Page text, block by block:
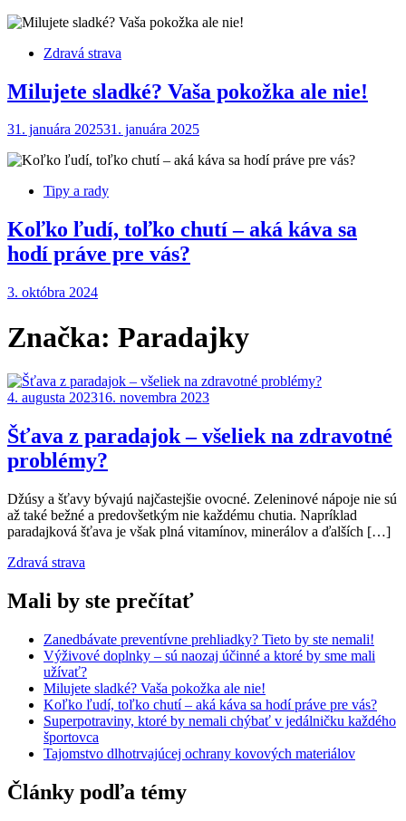
Zdravá strava
Milujete sladké? Vaša pokožka ale nie!
31. januára 202531. januára 2025
Tipy a rady
Koľko ľudí, toľko chutí – aká káva sa
hodí práve pre vás?
3. októbra 2024
Značka: Paradajky
4. augusta 202316. novembra 2023
Šťava z paradajok – všeliek na zdravotné
problémy?
Džúsy a šťavy bývajú najčastejšie ovocné. Zeleninové nápoje nie sú
až také bežné a predovšetkým nie každému chutia. Napríklad
paradajková šťava je však plná vitamínov, minerálov a ďalších […]
Zdravá strava
Mali by ste prečítať
Zanedbávate preventívne prehliadky? Tieto by ste nemali!
Výživové doplnky – sú naozaj účinné a ktoré by sme mali
užívať?
Milujete sladké? Vaša pokožka ale nie!
Koľko ľudí, toľko chutí – aká káva sa hodí práve pre vás?
Superpotraviny, ktoré by nemali chýbať v jedálničku každého
športovca
Tajomstvo dlhotrvajúcej ochrany kovových materiálov
Články podľa témy